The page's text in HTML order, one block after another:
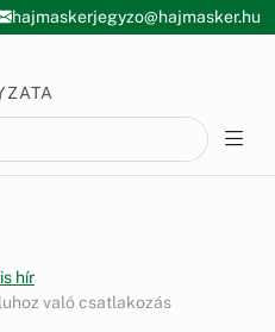
hajmaskerjegyzo@hajmasker.hu
hír
való csatlakozás